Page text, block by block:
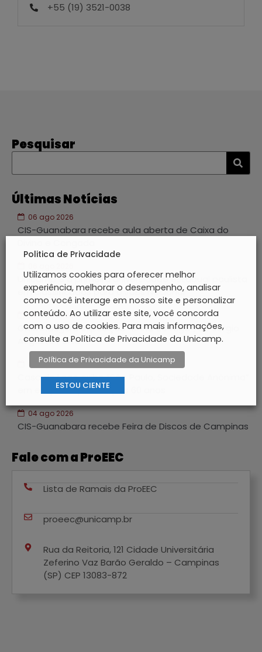
+55 (19) 3521-0038
Pesquisar
Últimas Notícias
06 ago 2026
CIS-Guanabara recebe aula aberta de Caixa do
Unicamp é a primeira universidade estadual paulista
em classificados para o JUBs Nacional
05 ago 2026
GAIA inaugura exposição “Linha de fuga”, de Sérgio
Augusto Porto
05 ago 2026
Casa do Lago exibe “São Paulo, Sociedade Anônima”
em edição especial após 60 anos
04 ago 2026
CIS-Guanabara recebe Feira de Discos de Campinas
Fale com a ProEEC
Lista de Ramais da ProEEC
proeec@unicamp.br
Rua da Reitoria, 121 Cidade Universitária
Zeferino Vaz Barão Geraldo – Campinas
(SP) CEP 13083-872
Politica de Privacidade
Utilizamos cookies para oferecer melhor
experiência, melhorar o desempenho, analisar
como você interage em nosso site e personalizar
conteúdo. Ao utilizar este site, você concorda
com o uso de cookies. Para mais informações,
consulte a Política de Privacidade da Unicamp.
Política de Privacidade da Unicamp
ESTOU CIENTE